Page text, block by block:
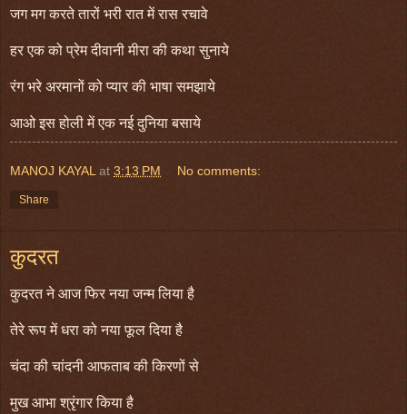
जग मग करते तारों भरी रात में रास रचावे
हर एक को प्रेम दीवानी मीरा की कथा सुनाये
रंग भरे अरमानों को प्यार की भाषा समझाये
आओ इस होली में एक नई दुनिया बसाये
MANOJ KAYAL at 3:13 PM No comments:
Share
कुदरत
कुदरत ने आज फिर नया जन्म लिया है
तेरे रूप में धरा को नया फूल दिया है
चंदा की चांदनी आफताब की किरणों से
मुख आभा श्रृंगार किया है